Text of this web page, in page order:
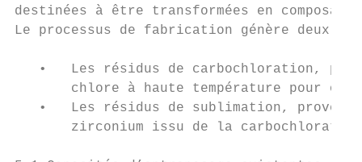
destinées à être transformées en
Le processus de fabrication génère deux
•   Les résidus de carbochloration,
chlore à haute température pour
•   Les résidus de sublimation,
zirconium issu de la